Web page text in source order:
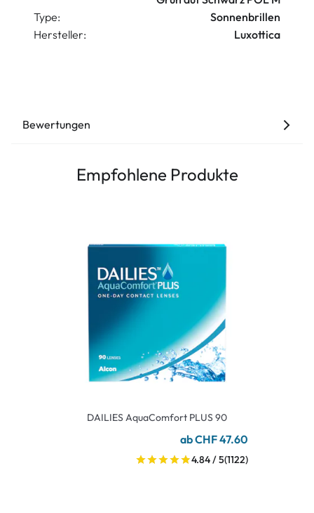
Type:
Sonnenbrillen
Hersteller:
Luxottica
Bewertungen
Empfohlene Produkte
DAILIES AquaComfort PLUS 90
ab CHF 47.60
4.84 / 5(1122)